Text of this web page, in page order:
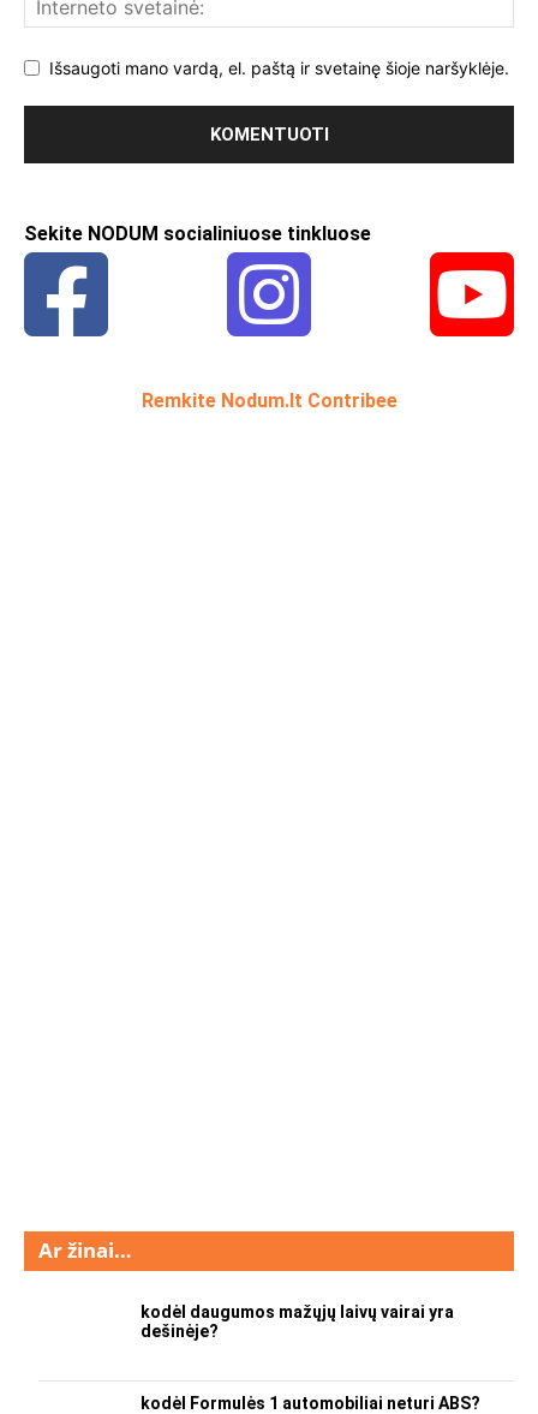
Išsaugoti mano vardą, el. paštą ir svetainę šioje naršyklėje.
Sekite NODUM socialiniuose tinkluose
Remkite Nodum.lt Contribee
Ar žinai…
kodėl daugumos mažųjų laivų vairai yra
dešinėje?
kodėl Formulės 1 automobiliai neturi ABS?